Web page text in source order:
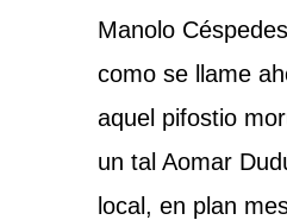
Manolo
como se llame
aquel pifostio
un tal Aomar
local, en plan